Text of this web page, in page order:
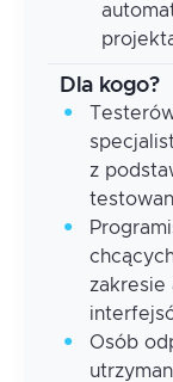
Dla kogo?
z
zakresie
Osób